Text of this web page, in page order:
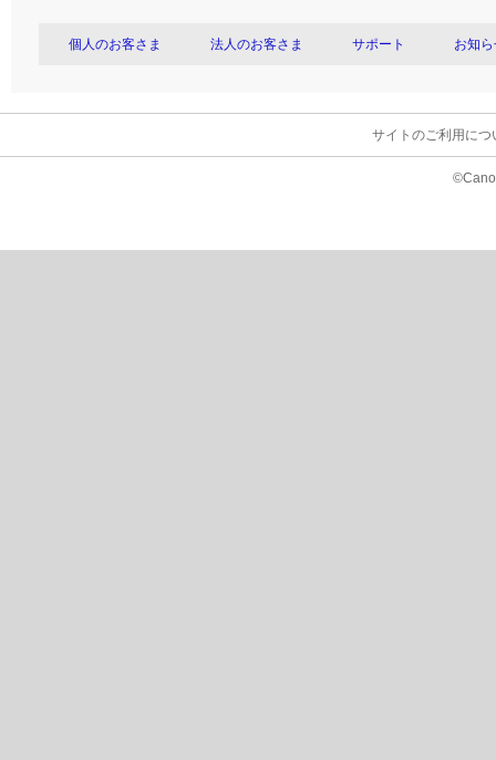
個人のお客さま 法人のお客さま サポート お知
サイトのご利用につ